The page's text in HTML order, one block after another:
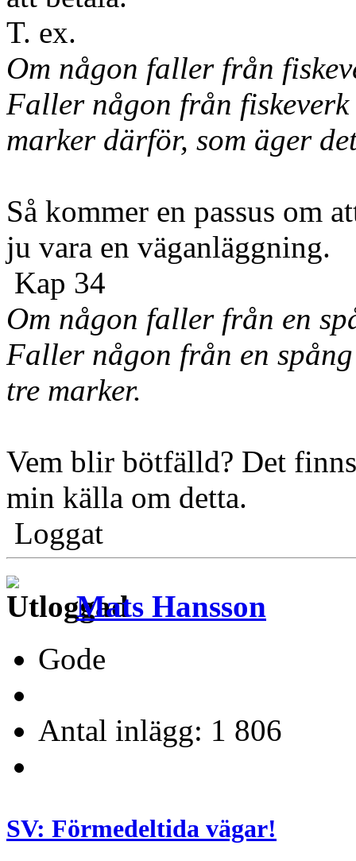
T. ex.
Om någon faller från
Faller någon från
marker därför, som äger
Så kommer en passus om
ju vara en väganläggning.
Kap 34
Om någon faller från en
Faller någon från en
tre marker.
Vem blir bötfälld? Det
min källa om detta.
Loggat
Mats Hansson
Gode
Antal inlägg: 1 806
SV: Förmedeltida vägar!